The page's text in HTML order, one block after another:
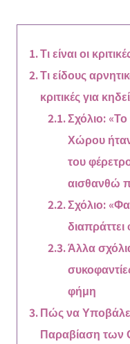
Τι είναι οι
Τι είδους
κριτικές για
Σχόλιο:
Χώρου
του
αισθανθώ
Σχόλιο:
Άλλα
φήμη
Πώς να
Παραβίαση των